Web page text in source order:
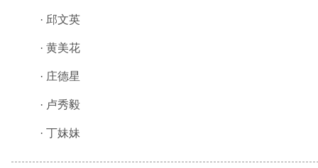
· 邱文英
· 黄美花
· 庄德星
· 卢秀毅
· 丁妹妹